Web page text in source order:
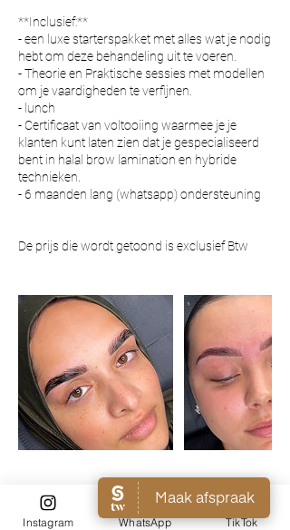
**Inclusief:**
- een luxe starterspakket met alles wat je nodig
hebt om deze behandeling uit te voeren.
- Theorie en Praktische sessies met modellen
om je vaardigheden te verfijnen.
- lunch
- Certificaat van voltooiing waarmee je je
klanten kunt laten zien dat je gespecialiseerd
bent in halal brow lamination en hybride
technieken.
- 6 maanden lang (whatsapp) ondersteuning
De prijs die wordt getoond is exclusief Btw
Annuleringsbeleid
Instagram WhatsApp TikTok